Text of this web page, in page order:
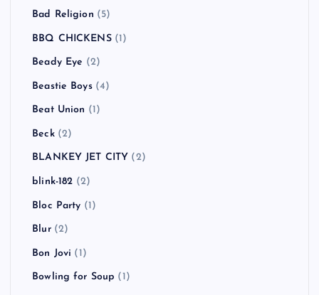
Bad Religion (5)
BBQ CHICKENS(1)
Beady Eye (2)
Beastie Boys(4)
Beat Union (1)
Beck(2)
BLANKEY JET CITY (2)
blink-182 (2)
Bloc Party (1)
Blur(2)
Bon Jovi (1)
Bowling for Soup (1)